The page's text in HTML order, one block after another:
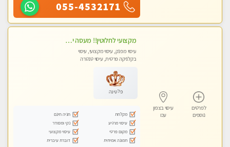
055-4532171
לפרטים
נוספים
עיסוי בצפון
עכו
מקצועי לחלוטין!! מעסה יפה איכותית מקצועית ומפנקת מאוד פרטי מומלץ בחום.עיסוי מפנק מאוווד.
עיסוי מפנק, עיסוי מקצועי, עיסוי
בקלניקה פרטית, עיסוי טנטרה
פלטינה
מקלחת
חניה חינם
עיסוי מרגיע
נקי ומסודר
מקום פרטי
עיסוי מקצועי
תמונה אמיתית
דוברת עיברית